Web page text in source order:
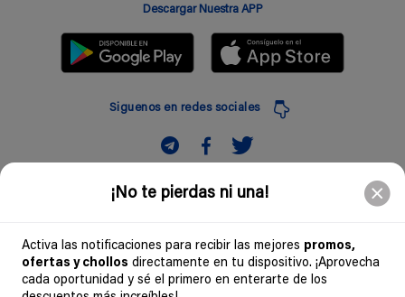
¡No te pierdas ni una!
Activa las notificaciones para recibir las mejores promos,
ofertas y chollos directamente en tu dispositivo. ¡Aprovecha
cada oportunidad y sé el primero en enterarte de los
Descargar Nuestra APP
Siguenos en redes sociales
Suscribir